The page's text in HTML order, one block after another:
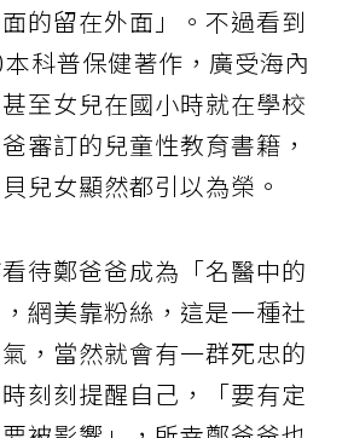
的留在外面」。不過看到
科普保健著作，廣受海內
至女兒在國小時就在學校
審訂的兒童性教育書籍，
兒女顯然都引以為榮。
待鄭爸爸成為「名醫中的
網美靠粉絲，這是一種社
，當然就會有一群死忠的
刻刻提醒自己，「要有定